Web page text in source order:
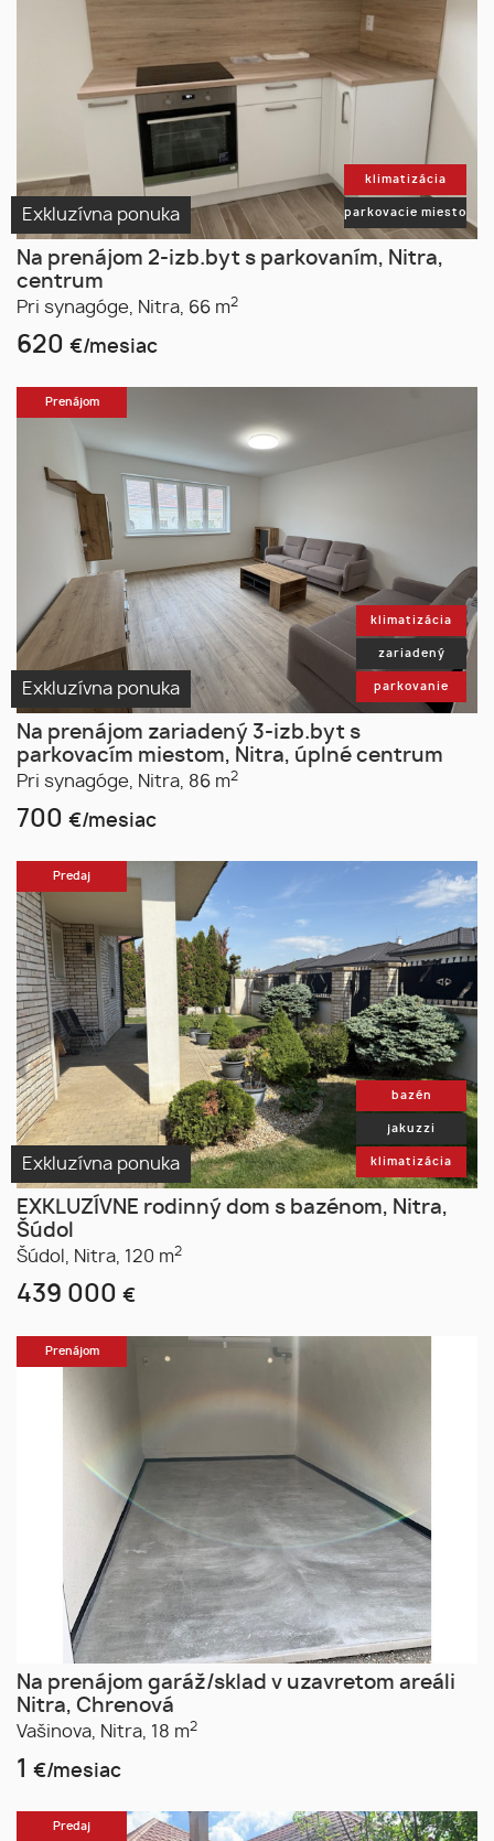
Exkluzívna ponuka
klimatizácia
parkovacie miesto
Na prenájom 2-izb.byt s parkovaním, Nitra,
centrum
Pri synagóge, Nitra, 66 m2
620 €/mesiac
Exkluzívna ponuka
Prenájom
klimatizácia
zariadený
parkovanie
Na prenájom zariadený 3-izb.byt s
parkovacím miestom, Nitra, úplné centrum
Pri synagóge, Nitra, 86 m2
700 €/mesiac
Exkluzívna ponuka
Predaj
bazén
jakuzzi
klimatizácia
EXKLUZÍVNE rodinný dom s bazénom, Nitra,
Šúdol
Šúdol, Nitra, 120 m2
439 000 €
Prenájom
Na prenájom garáž/sklad v uzavretom areáli
Nitra, Chrenová
Vašinova, Nitra, 18 m2
1 €/mesiac
Predaj